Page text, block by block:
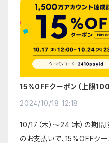
15%OFFクーポン（上限
2024/10/18 12:18
10/17（木）～24（木）の期間
のお支払いで、15%OFFク